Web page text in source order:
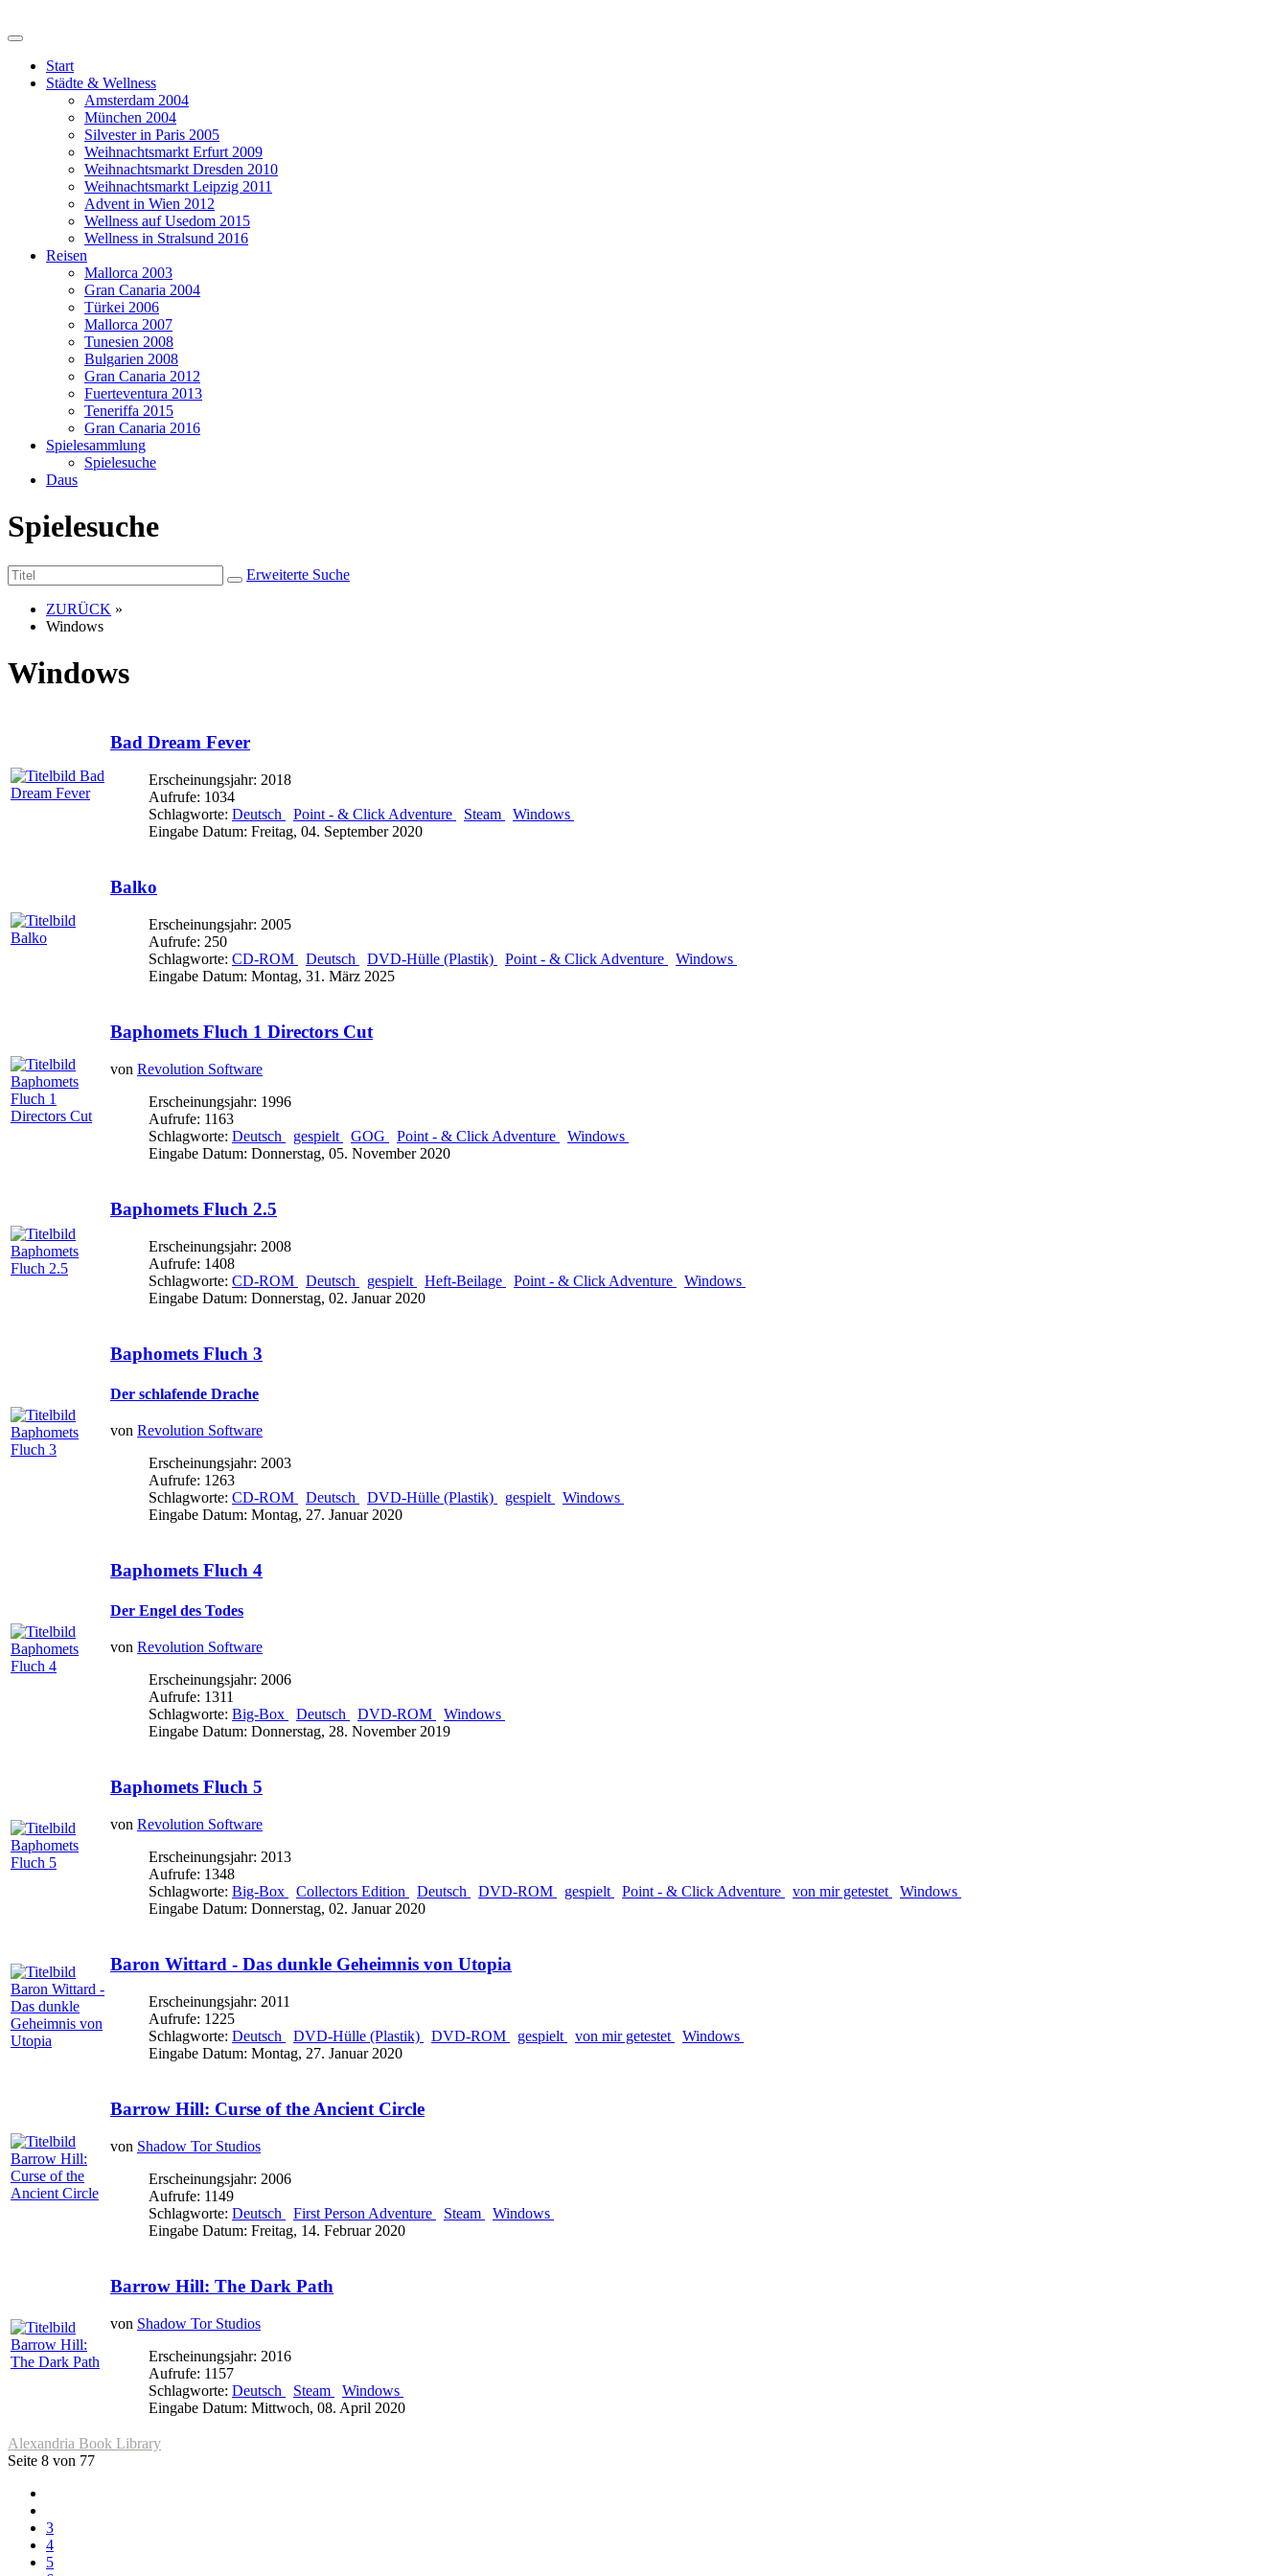
Start
Städte & Wellness
Amsterdam 2004
München 2004
Silvester in Paris 2005
Weihnachtsmarkt Erfurt 2009
Weihnachtsmarkt Dresden 2010
Weihnachtsmarkt Leipzig 2011
Advent in Wien 2012
Wellness auf Usedom 2015
Wellness in Stralsund 2016
Reisen
Mallorca 2003
Gran Canaria 2004
Türkei 2006
Mallorca 2007
Tunesien 2008
Bulgarien 2008
Gran Canaria 2012
Fuerteventura 2013
Teneriffa 2015
Gran Canaria 2016
Spielesammlung
Spielesuche
Daus
Spielesuche
Erweiterte Suche
ZURÜCK »
Windows
Windows
Bad Dream Fever
Erscheinungsjahr: 2018
Aufrufe: 1034
Schlagworte: Deutsch Point - & Click Adventure Steam
Windows
Eingabe Datum: Freitag, 04. September 2020
Balko
Erscheinungsjahr: 2005
Aufrufe: 250
Schlagworte: CD-ROM Deutsch DVD-Hülle (Plastik) Point - & Click Adventure
Windows
Eingabe Datum: Montag, 31. März 2025
Baphomets Fluch 1 Directors Cut
von Revolution Software
Erscheinungsjahr: 1996
Aufrufe: 1163
Schlagworte: Deutsch gespielt GOG Point - & Click Adventure
Windows
Eingabe Datum: Donnerstag, 05. November 2020
Baphomets Fluch 2.5
Erscheinungsjahr: 2008
Aufrufe: 1408
Schlagworte: CD-ROM Deutsch gespielt Heft-Beilage Point - & Click Adventure
Windows
Eingabe Datum: Donnerstag, 02. Januar 2020
Baphomets Fluch 3
Der schlafende Drache
von Revolution Software
Erscheinungsjahr: 2003
Aufrufe: 1263
Schlagworte: CD-ROM Deutsch DVD-Hülle (Plastik) gespielt
Windows
Eingabe Datum: Montag, 27. Januar 2020
Baphomets Fluch 4
Der Engel des Todes
von Revolution Software
Erscheinungsjahr: 2006
Aufrufe: 1311
Schlagworte: Big-Box Deutsch DVD-ROM
Windows
Eingabe Datum: Donnerstag, 28. November 2019
Baphomets Fluch 5
von Revolution Software
Erscheinungsjahr: 2013
Aufrufe: 1348
Schlagworte: Big-Box Collectors Edition Deutsch DVD-ROM gespielt Point - & Click Adventure von mir getestet
Windows
Eingabe Datum: Donnerstag, 02. Januar 2020
Baron Wittard - Das dunkle Geheimnis von Utopia
Erscheinungsjahr: 2011
Aufrufe: 1225
Schlagworte: Deutsch DVD-Hülle (Plastik) DVD-ROM gespielt von mir getestet
Windows
Eingabe Datum: Montag, 27. Januar 2020
Barrow Hill: Curse of the Ancient Circle
von Shadow Tor Studios
Erscheinungsjahr: 2006
Aufrufe: 1149
Schlagworte: Deutsch First Person Adventure Steam
Windows
Eingabe Datum: Freitag, 14. Februar 2020
Barrow Hill: The Dark Path
von Shadow Tor Studios
Erscheinungsjahr: 2016
Aufrufe: 1157
Schlagworte: Deutsch Steam
Windows
Eingabe Datum: Mittwoch, 08. April 2020
Alexandria Book Library
Seite 8 von 77
3
4
5